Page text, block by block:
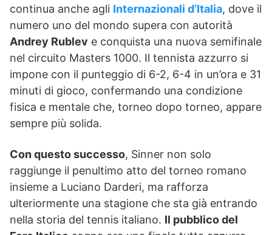
continua anche agli Internazionali d’Italia, dove il
numero uno del mondo supera con autorità
Andrey Rublev e conquista una nuova semifinale
nel circuito Masters 1000. Il tennista azzurro si
impone con il punteggio di 6-2, 6-4 in un’ora e 31
minuti di gioco, confermando una condizione
fisica e mentale che, torneo dopo torneo, appare
sempre più solida.
Con questo successo, Sinner non solo
raggiunge il penultimo atto del torneo romano
insieme a Luciano Darderi, ma rafforza
ulteriormente una stagione che sta già entrando
nella storia del tennis italiano. Il pubblico del